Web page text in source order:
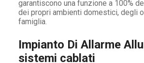
garantiscono una funzione a 100%
dei propri ambienti domestici, degli
famiglia.
Impianto Di Allarme
sistemi cablati